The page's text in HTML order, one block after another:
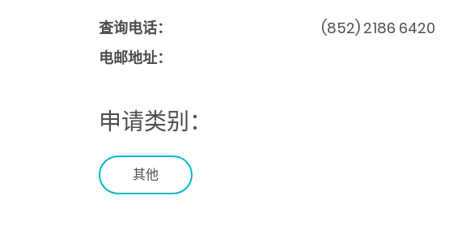
查询电话：
(852) 2186 6420
电邮地址：
申请类别：
其他